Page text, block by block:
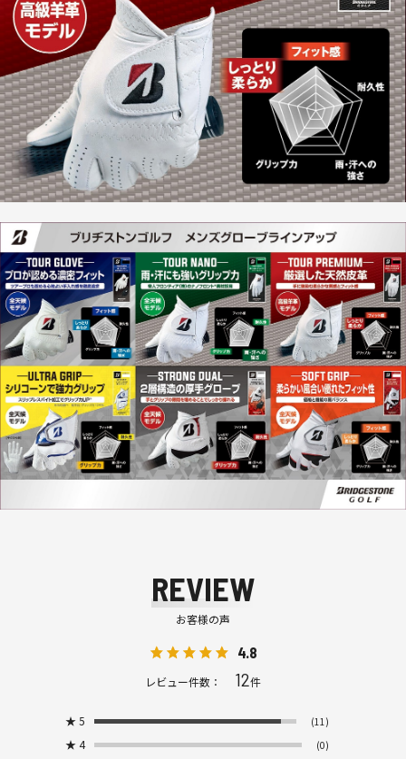
REVIEW
お客様の声
4.8
レビュー件数： 12件
★ 5 (11)
★ 4 (0)